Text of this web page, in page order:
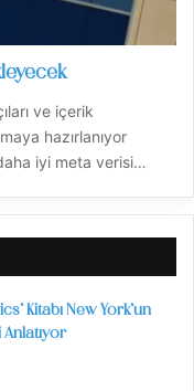
ve içerik
hazırlanıyor
iyi meta verisi…
Kitabı New York’un
Anlatıyor